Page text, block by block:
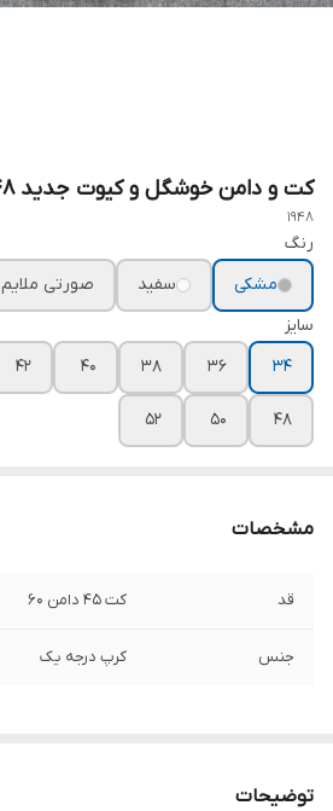
کت و دامن خوشگل و کیوت جدید ۱۹۴۸
1948
رنگ
مشکی
سفید صورتی ملایم
سایز
۳۴
۳۶ ۳۸ ۴۰ ۴۲
۴۸ ۵۰ ۵۲
مشخصات
قد کت ۴۵ دامن ۶۰
جنس کرپ درجه یک
توضیحات